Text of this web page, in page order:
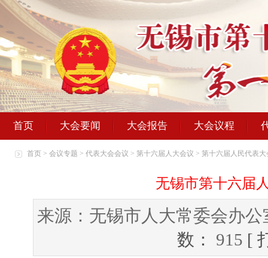
首页 大会要闻 大会报告 大会议程
首页 > 会议专题 > 代表大会会议 > 第十六届人大会议 > 第十六届人民代表
无锡市第十六届
来源：无锡市人大常委会办
数： 915 [